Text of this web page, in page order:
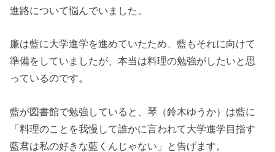
進路について悩んでいました。
廉は藍に大学進学を進めていたため、藍もそれに向けて
準備をしていましたが、本当は料理の勉強がしたいと思
っているのです。
藍が図書館で勉強していると、琴（鈴木ゆうか）は藍に
「料理のことを我慢して誰かに言われて大学進学目指す
藍君は私の好きな藍くんじゃない」と告げます。